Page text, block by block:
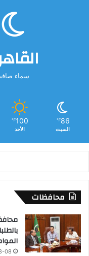
ا
ا
ل
ر
و
س
ة
ا
سماء
86
℉
السبت
100
℉
الأحد
محافظات
08